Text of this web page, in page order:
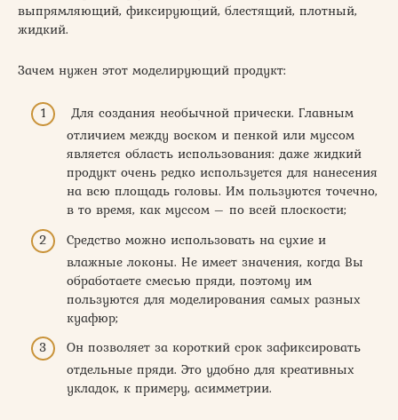
выпрямляющий, фиксирующий, блестящий, плотный,
жидкий.
Зачем нужен этот моделирующий продукт:
Для создания необычной прически. Главным
отличием между воском и пенкой или муссом
является область использования: даже жидкий
продукт очень редко используется для нанесения
на всю площадь головы. Им пользуются точечно,
в то время, как муссом – по всей плоскости;
Средство можно использовать на сухие и
влажные локоны. Не имеет значения, когда Вы
обработаете смесью пряди, поэтому им
пользуются для моделирования самых разных
куафюр;
Он позволяет за короткий срок зафиксировать
отдельные пряди. Это удобно для креативных
укладок, к примеру, асимметрии.